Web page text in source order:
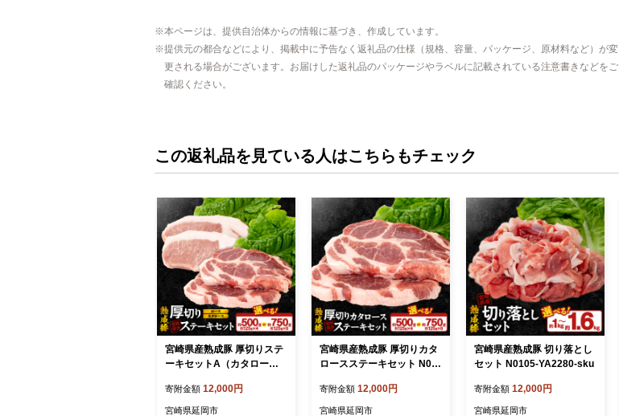
本ページは、提供自治体からの情報に基づき、作成しています。
提供元の都合などにより、掲載中に予告なく返礼品の仕様（規格、容量、パッケージ、原材料など）が変
更される場合がございます。お届けした返礼品のパッケージやラベルに記載されている注意書きなどをご
確認ください。
この返礼品を見ている人はこちらもチェック
宮崎県産熟成豚 厚切りステ
ーキセットA（カタロース
N0105-YA2279-sku
寄附金額 12,000円
宮崎県延岡市
宮崎県産熟成豚 厚切りカタ
ロースステーキセット N01
寄附金額 12,000円
宮崎県延岡市
宮崎県産熟成豚 切り落とし
セット N0105-YA2280-sku
寄附金額 12,000円
宮崎県延岡市